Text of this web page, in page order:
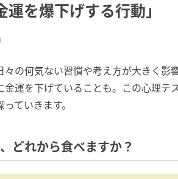
運を爆下げする行動」
々の何気ない習慣や考え方が大きく影
金運を下げていることも。この心理テ
ていきます。
どれから食べますか？